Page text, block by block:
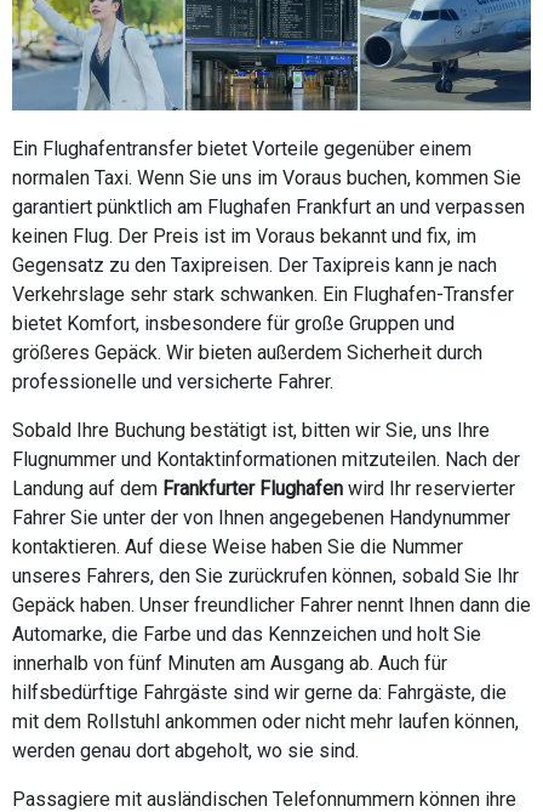
Ein Flughafentransfer bietet Vorteile gegenüber einem
normalen Taxi. Wenn Sie uns im Voraus buchen, kommen Sie
garantiert pünktlich am Flughafen Frankfurt an und verpassen
keinen Flug. Der Preis ist im Voraus bekannt und fix, im
Gegensatz zu den Taxipreisen. Der Taxipreis kann je nach
Verkehrslage sehr stark schwanken. Ein Flughafen-Transfer
bietet Komfort, insbesondere für große Gruppen und
größeres Gepäck. Wir bieten außerdem Sicherheit durch
professionelle und versicherte Fahrer.
Sobald Ihre Buchung bestätigt ist, bitten wir Sie, uns Ihre
Flugnummer und Kontaktinformationen mitzuteilen. Nach der
Landung auf dem Frankfurter Flughafen wird Ihr reservierter
Fahrer Sie unter der von Ihnen angegebenen Handynummer
kontaktieren. Auf diese Weise haben Sie die Nummer
unseres Fahrers, den Sie zurückrufen können, sobald Sie Ihr
Gepäck haben. Unser freundlicher Fahrer nennt Ihnen dann die
Automarke, die Farbe und das Kennzeichen und holt Sie
innerhalb von fünf Minuten am Ausgang ab. Auch für
hilfsbedürftige Fahrgäste sind wir gerne da: Fahrgäste, die
mit dem Rollstuhl ankommen oder nicht mehr laufen können,
werden genau dort abgeholt, wo sie sind.
Passagiere mit ausländischen Telefonnummern können ihre